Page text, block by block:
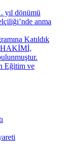
yıl dönümü
anma
Katıldık
HAKİMİ,
Eğitim ve